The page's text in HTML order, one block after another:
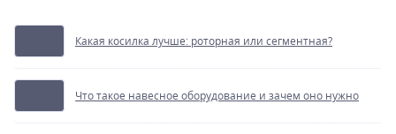
Какая косилка лучше: роторная или сегментная?
Что такое навесное оборудование и зачем оно нужно